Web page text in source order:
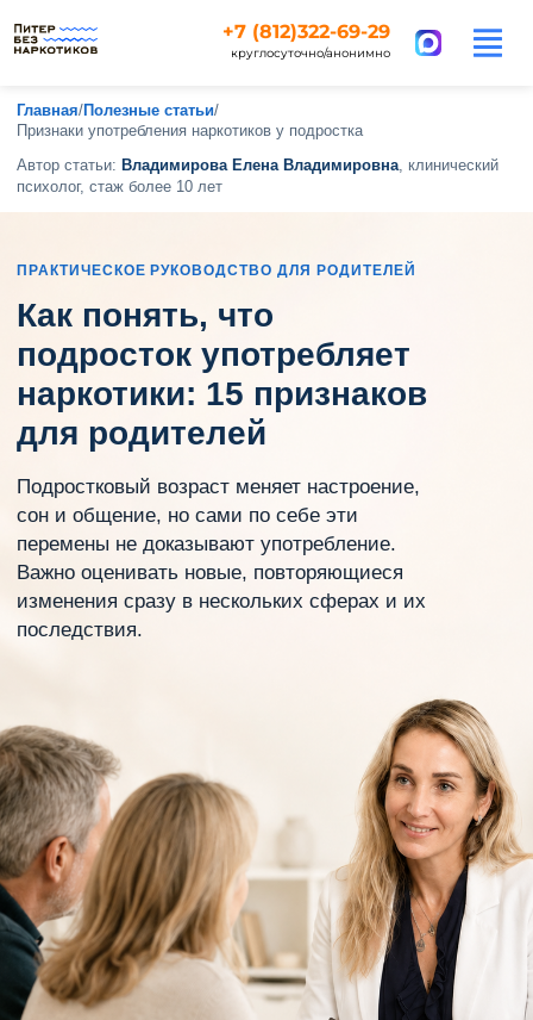
+7 (812)322-69-29
круглосуточно/анонимно
Главная/Полезные статьи/
Признаки употребления наркотиков у подростка
Автор статьи: Владимирова Елена Владимировна, клинический
психолог, стаж более 10 лет
ПРАКТИЧЕСКОЕ РУКОВОДСТВО ДЛЯ РОДИТЕЛЕЙ
Как понять, что
подросток употребляет
наркотики: 15 признаков
для родителей
Подростковый возраст меняет настроение,
сон и общение, но сами по себе эти
перемены не доказывают употребление.
Важно оценивать новые, повторяющиеся
изменения сразу в нескольких сферах и их
последствия.